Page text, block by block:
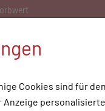
Unsere
Cookies sind für